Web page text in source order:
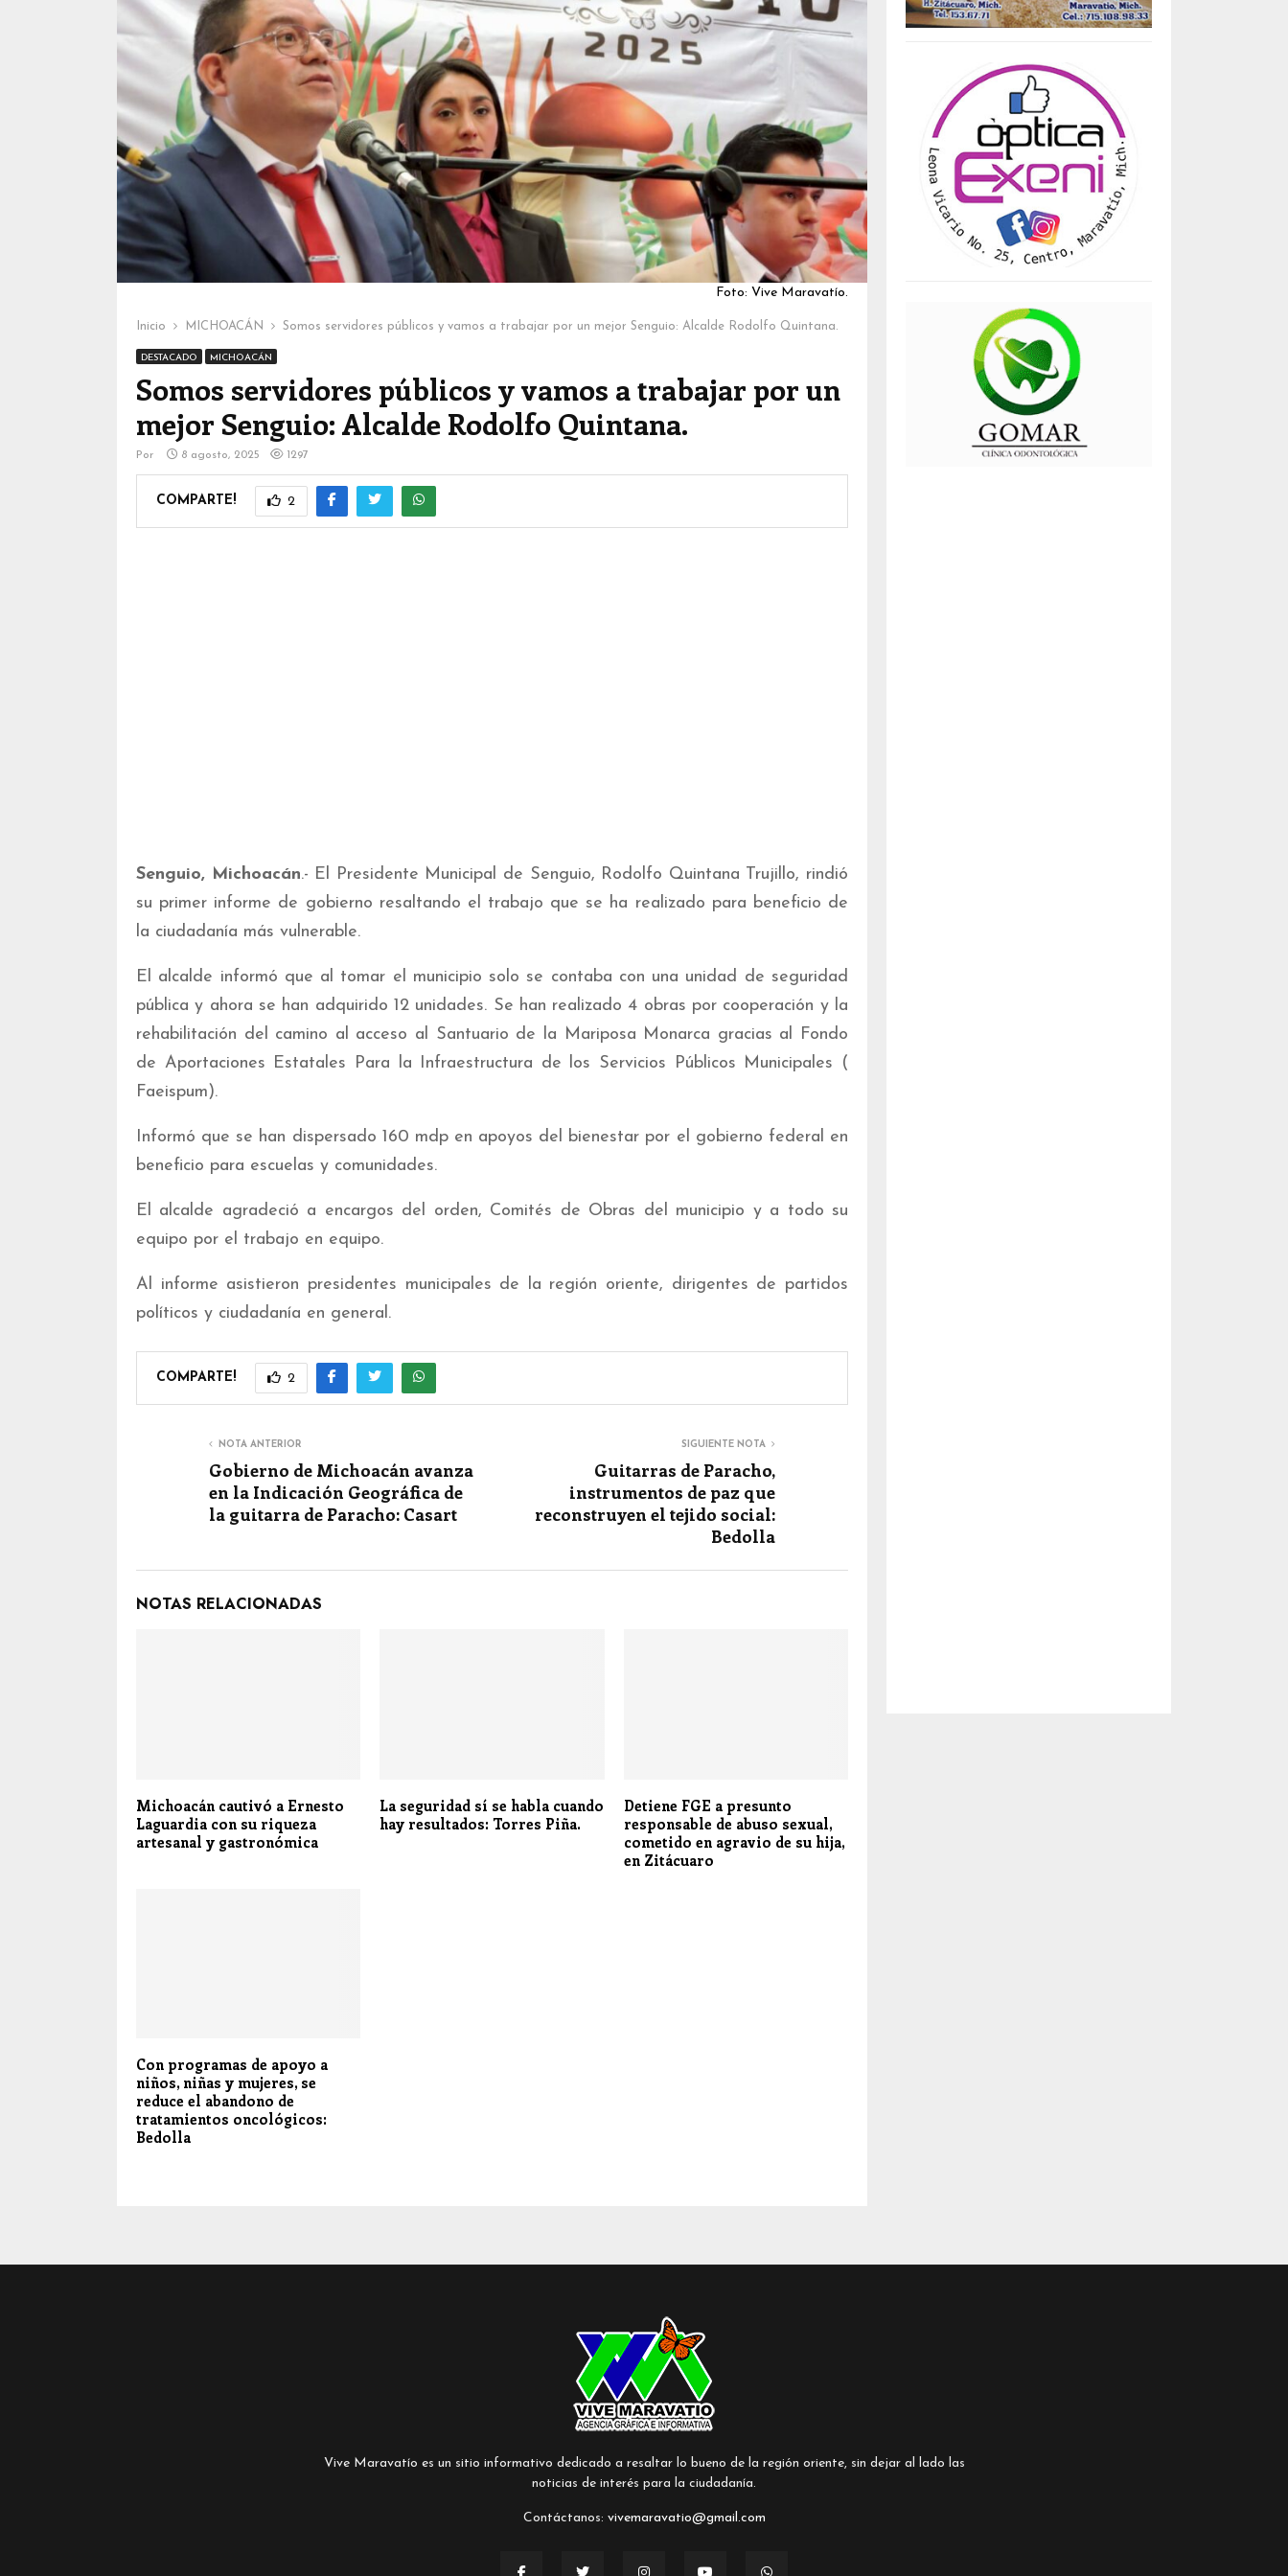
Foto: Vive Maravatío.
Inicio MICHOACÁN Somos servidores públicos y vamos a trabajar por un mejor Senguio: Alcalde Rodolfo Quintana.
DESTACADO MICHOACÁN
Somos servidores públicos y vamos a trabajar por un
mejor Senguio: Alcalde Rodolfo Quintana.
Por 8 agosto, 2025 1297
COMPARTE! 2
Senguio, Michoacán.- El Presidente Municipal de Senguio, Rodolfo Quintana Trujillo, rindió
su primer informe de gobierno resaltando el trabajo que se ha realizado para beneficio de
la ciudadanía más vulnerable.
El alcalde informó que al tomar el municipio solo se contaba con una unidad de seguridad
pública y ahora se han adquirido 12 unidades. Se han realizado 4 obras por cooperación y la
rehabilitación del camino al acceso al Santuario de la Mariposa Monarca gracias al Fondo
de Aportaciones Estatales Para la Infraestructura de los Servicios Públicos Municipales (
Faeispum).
Informó que se han dispersado 160 mdp en apoyos del bienestar por el gobierno federal en
beneficio para escuelas y comunidades.
El alcalde agradeció a encargos del orden, Comités de Obras del municipio y a todo su
equipo por el trabajo en equipo.
Al informe asistieron presidentes municipales de la región oriente, dirigentes de partidos
políticos y ciudadanía en general.
COMPARTE! 2
NOTA ANTERIOR
Gobierno de Michoacán avanza
en la Indicación Geográfica de
la guitarra de Paracho: Casart
SIGUIENTE NOTA
Guitarras de Paracho,
instrumentos de paz que
reconstruyen el tejido social:
Bedolla
NOTAS RELACIONADAS
Michoacán cautivó a Ernesto
Laguardia con su riqueza
artesanal y gastronómica
La seguridad sí se habla cuando
hay resultados: Torres Piña.
Detiene FGE a presunto
responsable de abuso sexual,
cometido en agravio de su hija,
en Zitácuaro
Con programas de apoyo a
niños, niñas y mujeres, se
reduce el abandono de
tratamientos oncológicos:
Bedolla
Vive Maravatío es un sitio informativo dedicado a resaltar lo bueno de la región oriente, sin dejar al lado las
noticias de interés para la ciudadanía.
Contáctanos: vivemaravatio@gmail.com